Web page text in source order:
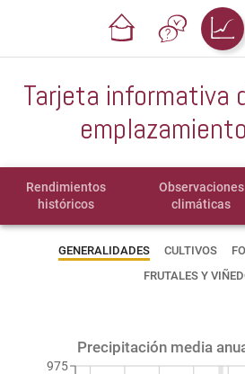
Tarjeta informativa
Rendimientos
históricos
Observaciones
climáticas
GENERALIDADES CULTIVOS
FRUTALES Y
Precipitación media
975